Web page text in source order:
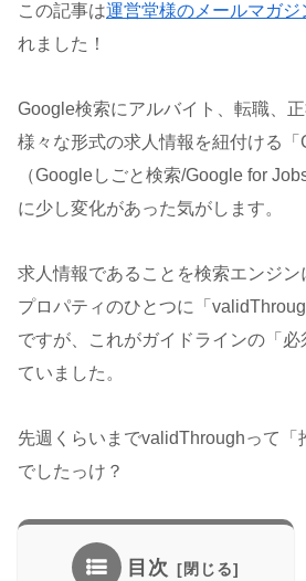
この記事は運営堂様のメールマガジ
れました！
Google検索にアルバイト、転職、
様々な形式の求人情報を紐付ける「
（Googleしごと検索/Google for
に少し変化があった気がします。
求人情報であることを検索エンジ
プロパティのひとつに「
ですが、これがガイドラインの「
ていました。
先週くらいまでvalidThroughって「
でしたっけ？
目次